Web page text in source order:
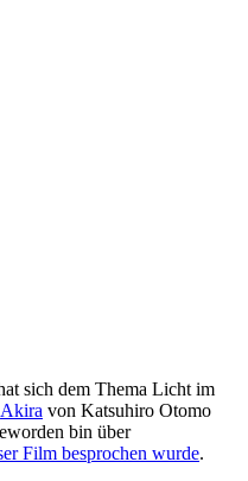
sich dem Thema Licht im
Akira von Katsuhiro Otomo
bin über
Film besprochen wurde.